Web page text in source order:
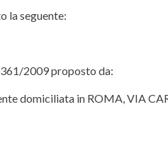
la seguente:
2009 proposto da:
domiciliata in ROMA, VIA